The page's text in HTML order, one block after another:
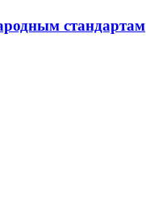
стандартам